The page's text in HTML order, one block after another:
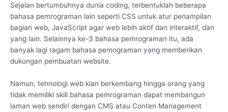
Sejalan bertumbuhnya dunia coding, terbentuklah beberapa
bahasa pemrograman lain seperti CSS untuk atur penampilan
bagian web, JavaScript agar web lebih aktif dan interaktif, dan
yang lain. Selainnya ke-3 bahasa pemrograman itu, ada
banyak lagi ragam bahasa pemograman yang memberikan
dukungan pembuatan website.
Namun, tehnologi web kian berkembang hingga orang yang
tidak memiliki skill bahasa pemrograman dapat membangun
laman web sendiri dengan CMS atau Conten Management